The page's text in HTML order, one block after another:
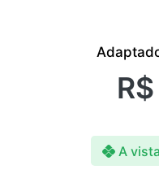
R$
A vista